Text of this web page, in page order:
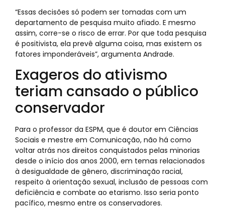
“Essas decisões só podem ser tomadas com um
departamento de pesquisa muito afiado. E mesmo
assim, corre-se o risco de errar. Por que toda pesquisa
é positivista, ela prevê alguma coisa, mas existem os
fatores imponderáveis”, argumenta Andrade.
Exageros do ativismo
teriam cansado o público
conservador
Para o professor da ESPM, que é doutor em Ciências
Sociais e mestre em Comunicação, não há como
voltar atrás nos direitos conquistados pelas minorias
desde o início dos anos 2000, em temas relacionados
à desigualdade de gênero, discriminação racial,
respeito à orientação sexual, inclusão de pessoas com
deficiência e combate ao etarismo. Isso seria ponto
pacífico, mesmo entre os conservadores.